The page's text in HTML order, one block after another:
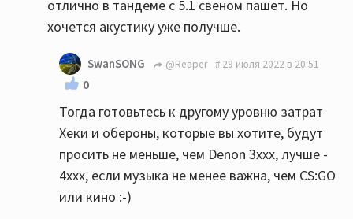
отлично в тандеме с 5.1 свеном пашет. Но
хочется акустику уже получше.
SwanSONG @Reaper 29 июля 2022 в 20:51
0
Тогда готовьтесь к другому уровню затрат
Хеки и обероны, которые вы хотите, будут
просить не меньше, чем Denon 3xxx, лучше -
4xxx, если музыка не менее важна, чем CS:GO
или кино :-)